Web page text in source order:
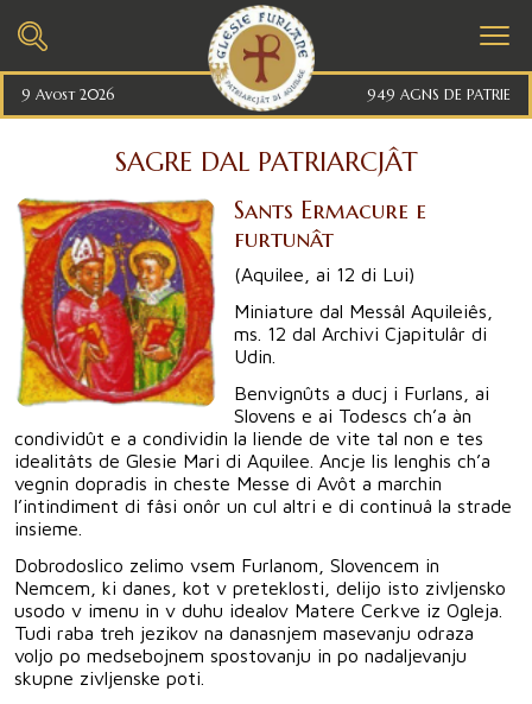
9 Avost 2026 949 AGNS DE PATRIE
SAGRE DAL PATRIARCJÂT
Sants Ermacure e
furtunât
(Aquilee, ai 12 di Lui)
Miniature dal Messâl Aquileiês,
ms. 12 dal Archivi Cjapitulâr di
Udin.
Benvignûts a ducj i Furlans, ai
Slovens e ai Todescs ch’a àn
condividût e a condividin la liende de vite tal non e tes
idealitâts de Glesie Mari di Aquilee. Ancje lis lenghis ch’a
vegnin dopradis in cheste Messe di Avôt a marchin
l’intindiment di fâsi onôr un cul altri e di continuâ la strade
insieme.
Dobrodoslico zelimo vsem Furlanom, Slovencem in
Nemcem, ki danes, kot v preteklosti, delijo isto zivljensko
usodo v imenu in v duhu idealov Matere Cerkve iz Ogleja.
Tudi raba treh jezikov na danasnjem masevanju odraza
voljo po medsebojnem spostovanju in po nadaljevanju
skupne zivljenske poti.